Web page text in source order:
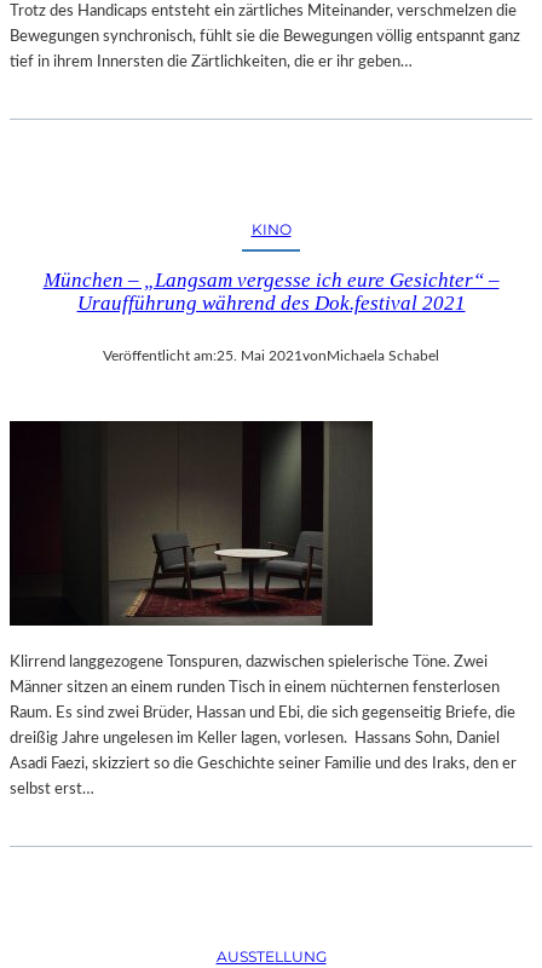
Trotz des Handicaps entsteht ein zärtliches Miteinander, verschmelzen die
Bewegungen synchronisch, fühlt sie die Bewegungen völlig entspannt ganz
tief in ihrem Innersten die Zärtlichkeiten, die er ihr geben…
KINO
München – „Langsam vergesse ich eure Gesichter“ –
Uraufführung während des Dok.festival 2021
Veröffentlicht am:25. Mai 2021vonMichaela Schabel
Klirrend langgezogene Tonspuren, dazwischen spielerische Töne. Zwei
Männer sitzen an einem runden Tisch in einem nüchternen fensterlosen
Raum. Es sind zwei Brüder, Hassan und Ebi, die sich gegenseitig Briefe, die
dreißig Jahre ungelesen im Keller lagen, vorlesen. Hassans Sohn, Daniel
Asadi Faezi, skizziert so die Geschichte seiner Familie und des Iraks, den er
selbst erst…
AUSSTELLUNG